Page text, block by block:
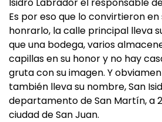
Es por eso que lo convirtieron
honrarlo, la calle principal lleva
que una bodega, varios
capillas en su honor y no hay
gruta con su imagen. Y
también lleva su nombre, San
departamento de San Martín, a
ciudad de San Juan.